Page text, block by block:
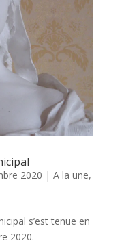
2020 | A la une,
s’est tenue en
2020.